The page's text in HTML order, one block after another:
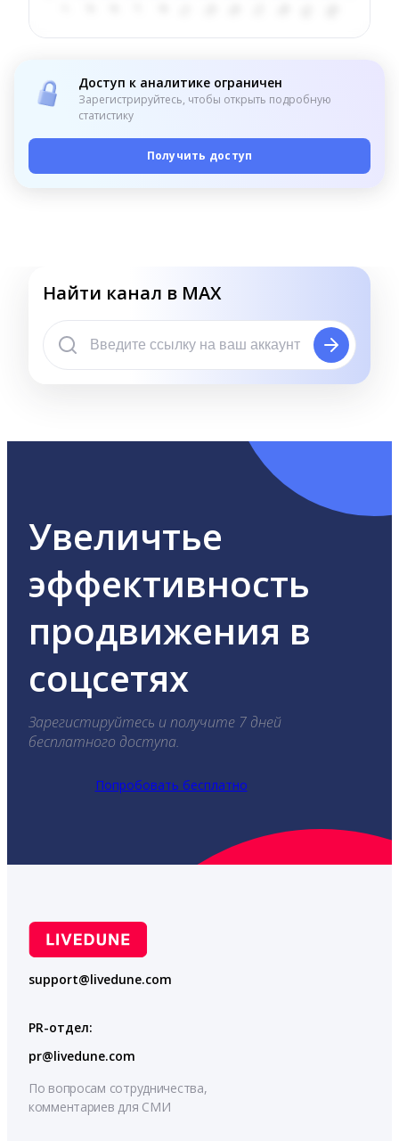
Доступ к аналитике ограничен
Зарегистрируйтесь, чтобы открыть подробную
статистику
Получить доступ
Найти канал в MAX
Увеличтье
эффективность
продвижения в
соцсетях
Зарегистируйтесь и получите 7 дней
бесплатного доступа.
Попробовать бесплатно
support@livedune.com
PR-отдел:
pr@livedune.com
По вопросам сотрудничества,
комментариев для СМИ